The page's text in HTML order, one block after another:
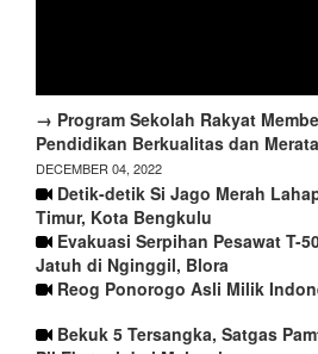
→ Program Sekolah Rakyat
Pendidikan Berkualitas dan
DECEMBER 04, 2022
Detik-detik Si Jago Merah
Timur, Kota Bengkulu
Evakuasi Serpihan Pesawat T-
Jatuh di Nginggil, Blora
Reog Ponorogo Asli Milik
Bekuk 5 Tersangka, Satgas